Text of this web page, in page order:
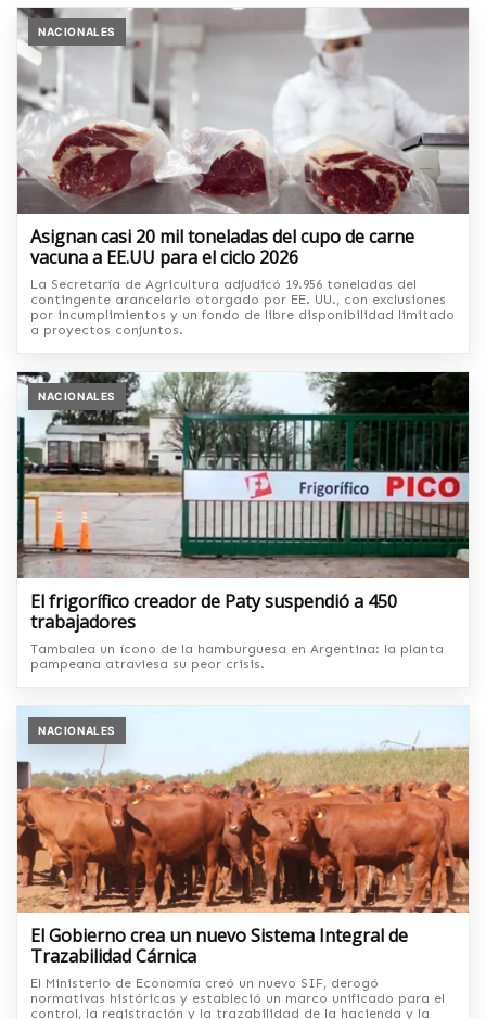
NACIONALES
Asignan casi 20 mil toneladas del cupo de carne
vacuna a EE.UU para el ciclo 2026
La Secretaría de Agricultura adjudicó 19.956 toneladas del
contingente arancelario otorgado por EE. UU., con exclusiones
por incumplimientos y un fondo de libre disponibilidad limitado
a proyectos conjuntos.
NACIONALES
El frigorífico creador de Paty suspendió a 450
trabajadores
Tambalea un ícono de la hamburguesa en Argentina: la planta
pampeana atraviesa su peor crisis.
NACIONALES
El Gobierno crea un nuevo Sistema Integral de
Trazabilidad Cárnica
El Ministerio de Economía creó un nuevo SIF, derogó
normativas históricas y estableció un marco unificado para el
control, la registración y la trazabilidad de la hacienda y la